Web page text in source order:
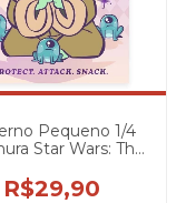
Pequeno 1/4
Star Wars: The
R$29,90